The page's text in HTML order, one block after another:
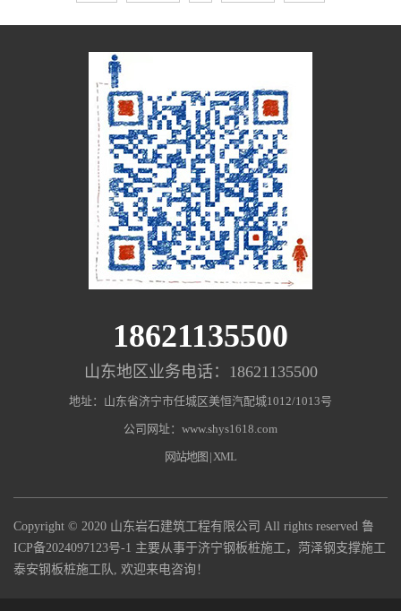
18621135500
山东地区业务电话：18621135500
地址：山东省济宁市任城区美恒汽配城1012/1013号
公司网址：www.shys1618.com
网站地图 |XML
Copyright © 2020 山东岩石建筑工程有限公司 All rights reserved 鲁
ICP备2024097123号-1 主要从事于济宁钢板桩施工，菏泽钢支撑施工
泰安钢板桩施工队, 欢迎来电咨询！